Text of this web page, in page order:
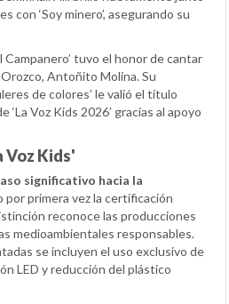
con ‘Soy minero’, asegurando su
Campanero’ tuvo el honor de cantar
Antoñito Molina. Su
de colores’ le valió el título
Voz Kids 2026’ gracias al apoyo
Voz Kids'
significativo hacia la
por primera vez la certificación
reconoce las producciones
medioambientales responsables.
se incluyen el uso exclusivo de
LED y reducción del plástico